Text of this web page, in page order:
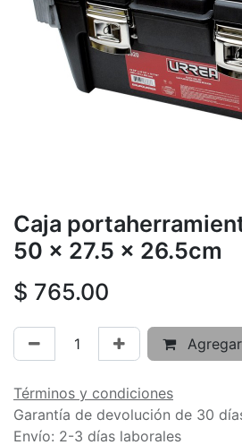
Caja
50 x 27.5 x 26.5cm
$ 765.00
Términos y condiciones
Garantía de devolución de 30
Envío: 2-3 días laborales